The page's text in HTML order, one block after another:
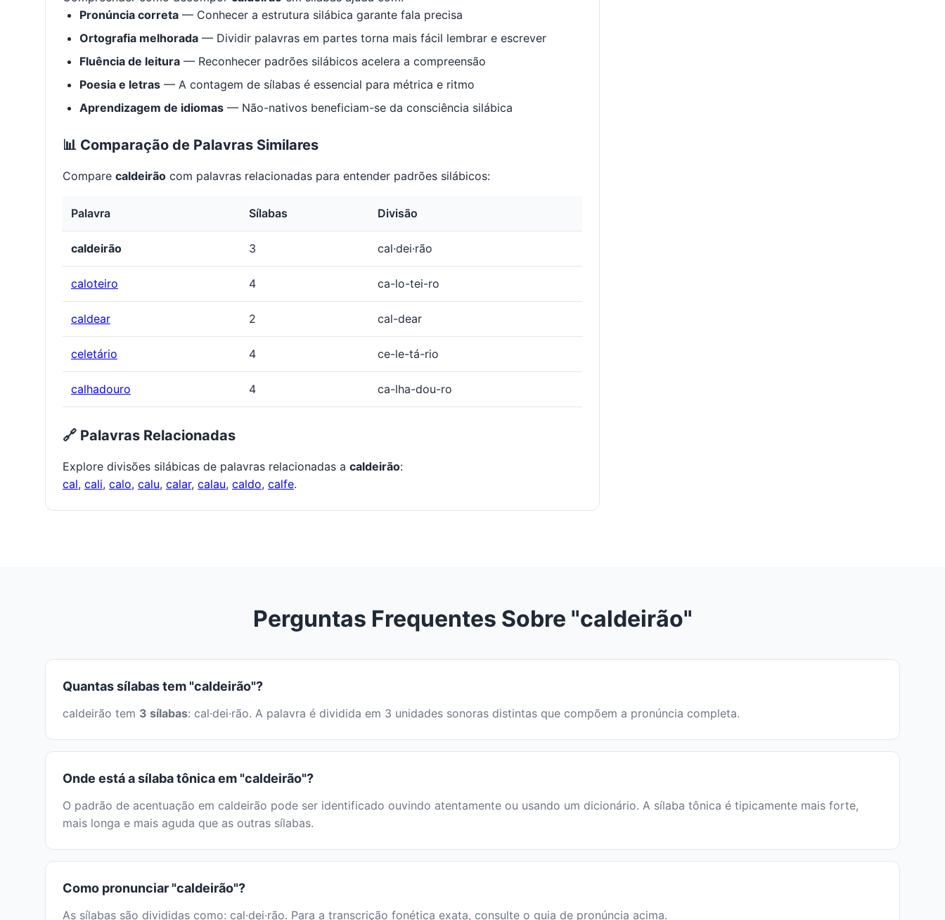
Pronúncia correta — Conhecer a estrutura silábica garante fala precisa
Ortografia melhorada — Dividir palavras em partes torna mais fácil lembrar e escrever
Fluência de leitura — Reconhecer padrões silábicos acelera a compreensão
Poesia e letras — A contagem de sílabas é essencial para métrica e ritmo
Aprendizagem de idiomas — Não-nativos beneficiam-se da consciência silábica
📊 Comparação de Palavras Similares
Compare caldeirão com palavras relacionadas para entender padrões silábicos:
Palavra Sílabas Divisão
caldeirão 3 cal·dei·rão
caloteiro 4 ca-lo-tei-ro
caldear 2 cal-dear
celetário 4 ce-le-tá-rio
calhadouro 4 ca-lha-dou-ro
🔗 Palavras Relacionadas
Explore divisões silábicas de palavras relacionadas a caldeirão:
cal, cali, calo, calu, calar, calau, caldo, calfe.
Perguntas Frequentes Sobre "caldeirão"
Quantas sílabas tem "caldeirão"?
caldeirão tem 3 sílabas: cal·dei·rão. A palavra é dividida em 3 unidades sonoras distintas que compõem a pronúncia completa.
Onde está a sílaba tônica em "caldeirão"?
O padrão de acentuação em caldeirão pode ser identificado ouvindo atentamente ou usando um dicionário. A sílaba tônica é tipicamente mais forte,
mais longa e mais aguda que as outras sílabas.
Como pronunciar "caldeirão"?
As sílabas são divididas como: cal·dei·rão. Para a transcrição fonética exata, consulte o guia de pronúncia acima.